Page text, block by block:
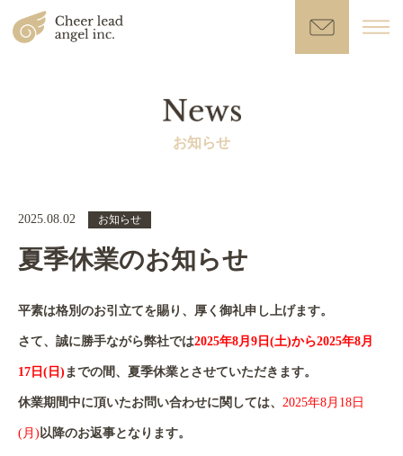
お知らせ
2025.08.02 お知らせ
夏季休業のお知らせ
平素は格別のお引立てを賜り、厚く御礼申し上げます。
さて、誠に勝手ながら弊社では2025年8月9日(土)から2025年8月
17日(日) までの間、夏季休業とさせていただきます。
休業期間中に頂いたお問い合わせに関しては、 2025年8月18日
(月)以降のお返事となります。